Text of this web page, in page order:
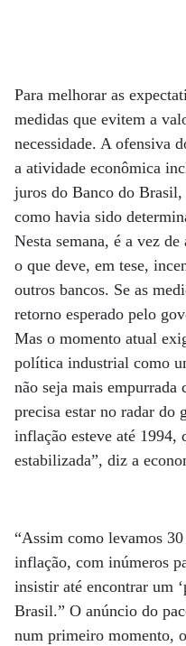
Para melhorar as
medidas que evitem a
necessidade. A ofensiva
a atividade econômica
juros do Banco do
como havia sido
Nesta semana, é a vez
o que deve, em tese,
outros bancos. Se as
retorno esperado pelo
Mas o momento atual
política industrial como
não seja mais empurrada
precisa estar no radar do
inflação esteve até 1994,
estabilizada”, diz a
“Assim como levamos
inflação, com inúmeros
insistir até encontrar um
Brasil.” O anúncio do
num primeiro momento,